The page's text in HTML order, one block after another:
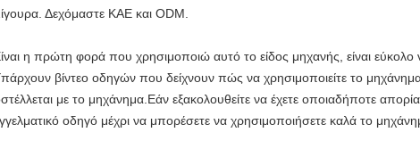
Δεχόμαστε ΚΑΕ και ODM.
η πρώτη φορά που χρησιμοποιώ αυτό το είδος μηχανής, είναι εύκολο
βίντεο οδηγών που δείχνουν πώς να χρησιμοποιείτε το
με το μηχάνημα.Εάν εξακολουθείτε να έχετε οποιαδήποτε
οδηγό μέχρι να μπορέσετε να χρησιμοποιήσετε καλά το